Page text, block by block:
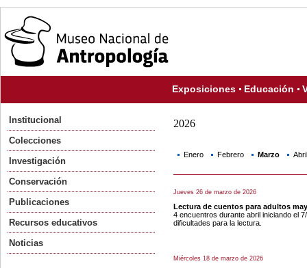
Exposiciones Educación
Institucional
Colecciones
Investigación
Conservación
Publicaciones
Recursos educativos
Noticias
2026
Enero Febrero Marzo Abril
Jueves 26 de marzo de 2026
Lectura de cuentos para adultos
4 encuentros durante abril iniciando el
dificultades para la lectura.
Miércoles 18 de marzo de 2026